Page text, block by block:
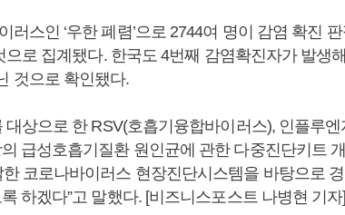
러스인 ‘우한 폐렴’으로 2744여 명이 감염 확진
으로 집계됐다. 한국도 4번째 감염확진자가 발생
것으로 확인됐다.
대상으로 한 RSV(호흡기융합바이러스), 인플루엔
급성호흡기질환 원인균에 관한 다중진단키트
한 코로나바이러스 현장진단시스템을 바탕으로
하겠다”고 말했다. [비즈니스포스트 나병현 기자]